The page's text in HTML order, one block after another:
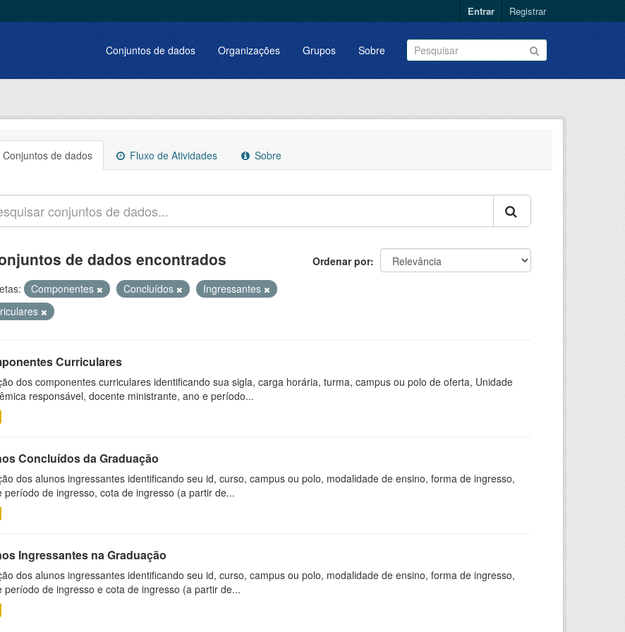
Entrar Registrar
Conjuntos de dados Organizações Grupos Sobre
Conjuntos de dados Fluxo de Atividades Sobre
Ordenar por
de dados encontrados
Componentes Concluídos
Ingressantes
Curriculares
dos componentes curriculares identificando sua sigla, carga horária, turma, campus ou polo de oferta, Unidade
responsável, docente ministrante, ano e período...
Concluídos da Graduação
dos alunos ingressantes identificando seu id, curso, campus ou polo, modalidade de ensino, forma de ingresso,
período de ingresso, cota de ingresso (a partir de...
Ingressantes na Graduação
dos alunos ingressantes identificando seu id, curso, campus ou polo, modalidade de ensino, forma de ingresso,
período de ingresso e cota de ingresso (a partir de...